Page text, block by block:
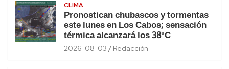
CLIMA
Pronostican chubascos y tormentas
este lunes en Los Cabos; sensación
térmica alcanzará los 38°C
2026-08-03 Redacción